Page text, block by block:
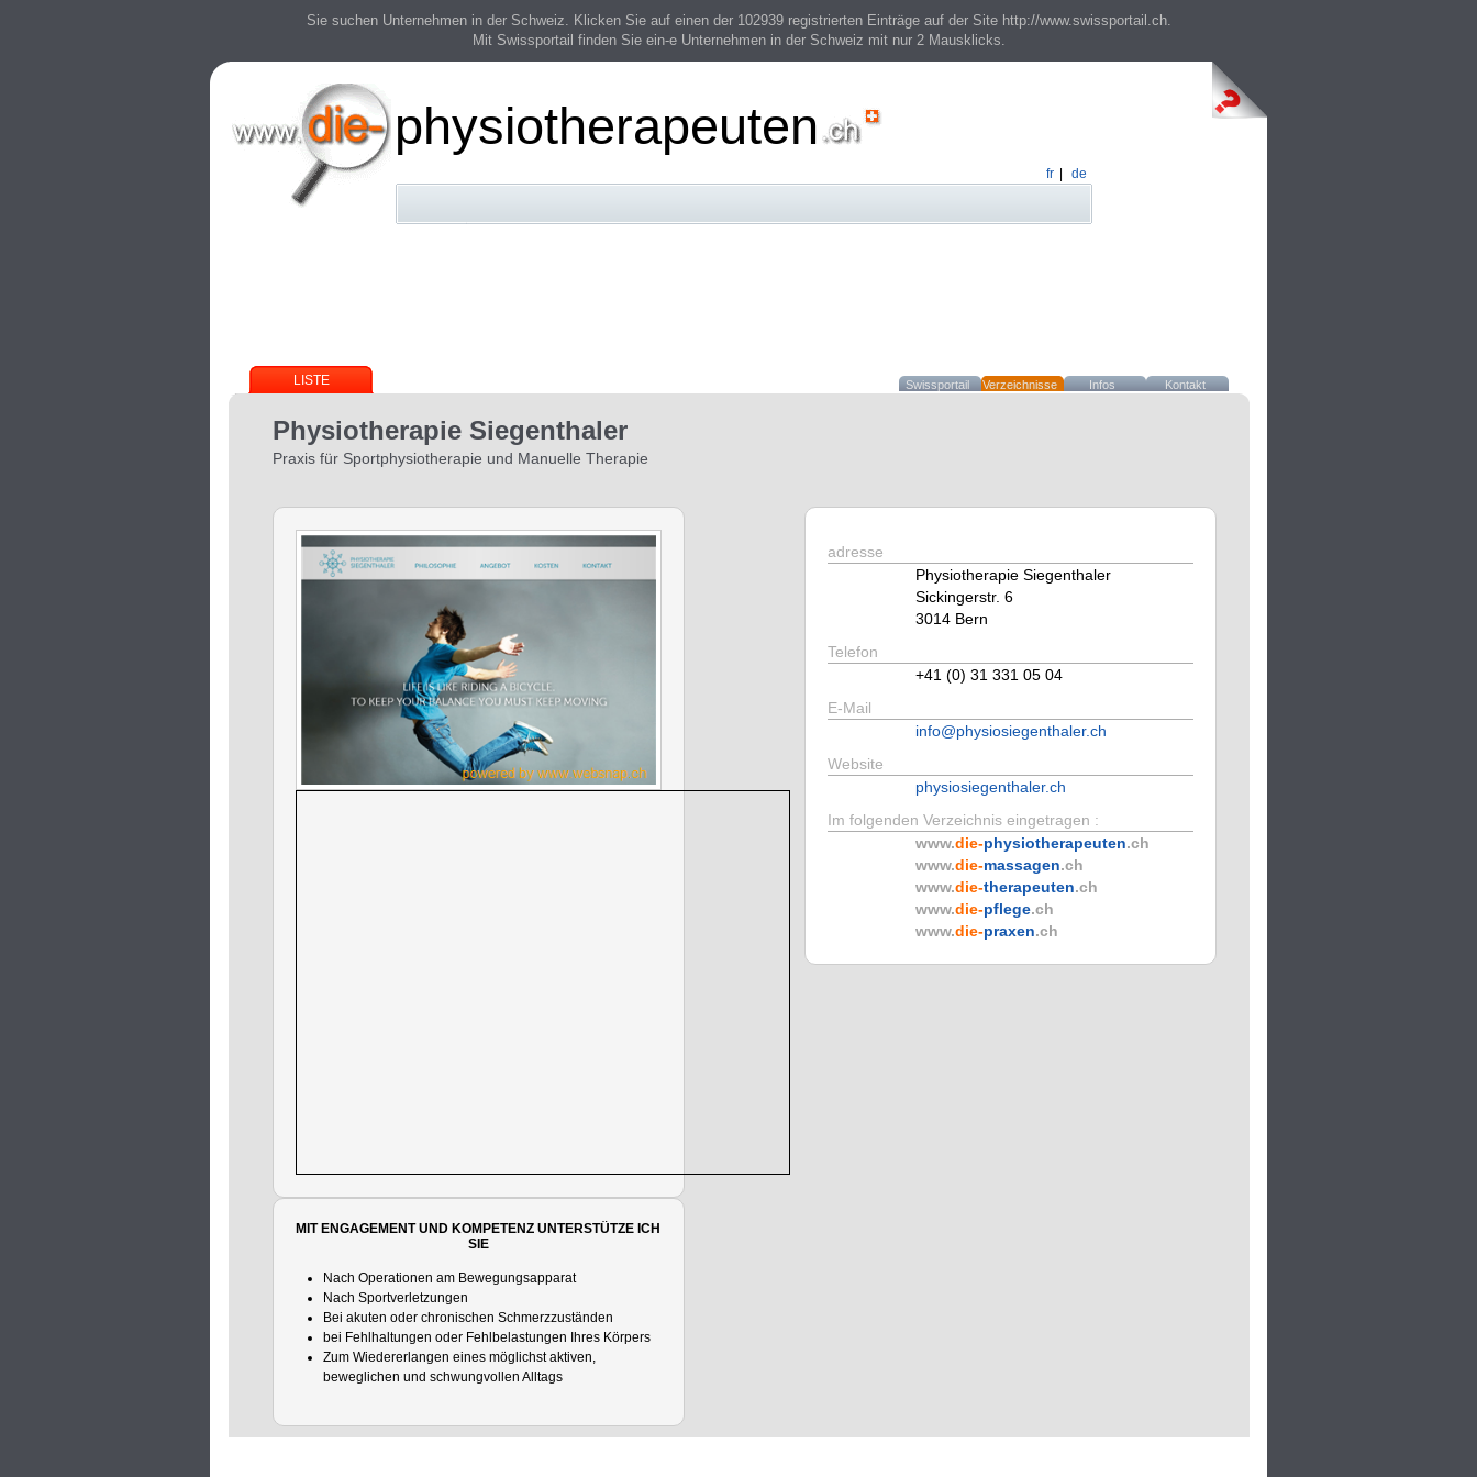
Sie suchen Unternehmen in der Schweiz. Klicken Sie auf einen der 102939 registrierten Einträge auf der Site http://www.swissportail.ch.
Mit Swissportail finden Sie ein-e Unternehmen in der Schweiz mit nur 2 Mausklicks.
physiotherapeuten
fr de
LISTE Swissportail Verzeichnisse Infos Kontakt
Physiotherapie Siegenthaler
Praxis für Sportphysiotherapie und Manuelle Therapie
MIT ENGAGEMENT UND KOMPETENZ UNTERSTÜTZE ICH
SIE
Nach Operationen am Bewegungsapparat
Nach Sportverletzungen
Bei akuten oder chronischen Schmerzzuständen
bei Fehlhaltungen oder Fehlbelastungen Ihres Körpers
Zum Wiedererlangen eines möglichst aktiven,
beweglichen und schwungvollen Alltags
adresse
Physiotherapie Siegenthaler
Sickingerstr. 6
3014 Bern
Telefon
+41 (0) 31 331 05 04
E-Mail
info@physiosiegenthaler.ch
Website
physiosiegenthaler.ch
Im folgenden Verzeichnis eingetragen :
www.die-physiotherapeuten.ch
www.die-massagen.ch
www.die-therapeuten.ch
www.die-pflege.ch
www.die-praxen.ch